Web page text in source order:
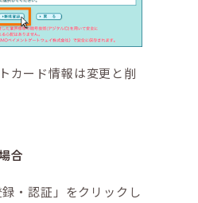
カード情報は変更と削
合
録・認証」をクリックし